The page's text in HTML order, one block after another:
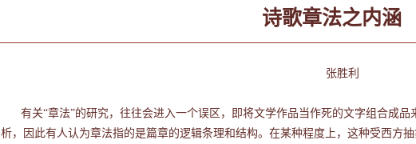
诗歌章法之内涵
张胜利
有关“章法”的研究，往往会进入一个误区，即将文学作品当作死的文字组合成
析，因此有人认为章法指的是篇章的逻辑条理和结构。在某种程度上，这种受西方